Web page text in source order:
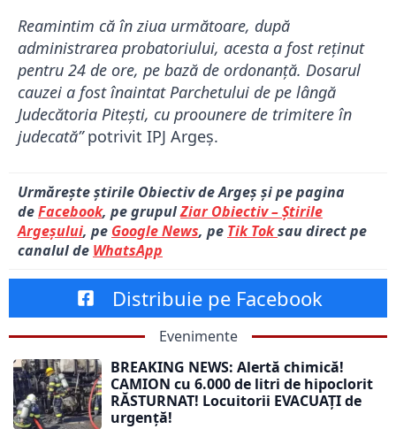
Reamintim că în ziua următoare, după
administrarea probatoriului, acesta a fost reținut
pentru 24 de ore, pe bază de ordonanță. Dosarul
cauzei a fost înaintat Parchetului de pe lângă
Judecătoria Pitești, cu proounere de trimitere în
judecată”potrivit IPJ Argeș.
Urmărește știrile Obiectiv de Argeș și pe pagina
deFacebook, pe grupulZiar Obiectiv – Știrile
Argeșului, pe Google News, pe Tik Toksau direct pe
canalul de WhatsApp
Distribuie pe Facebook
Evenimente
BREAKING NEWS: Alertă chimică!
CAMION cu 6.000 de litri de hipoclorit
RĂSTURNAT! Locuitorii EVACUAȚI de
urgență!